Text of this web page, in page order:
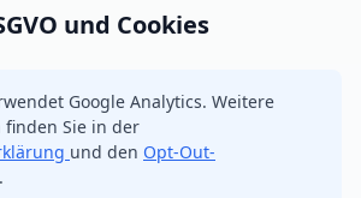
und Cookies
Google Analytics. Weitere
Sie in der
und den Opt-Out-
.